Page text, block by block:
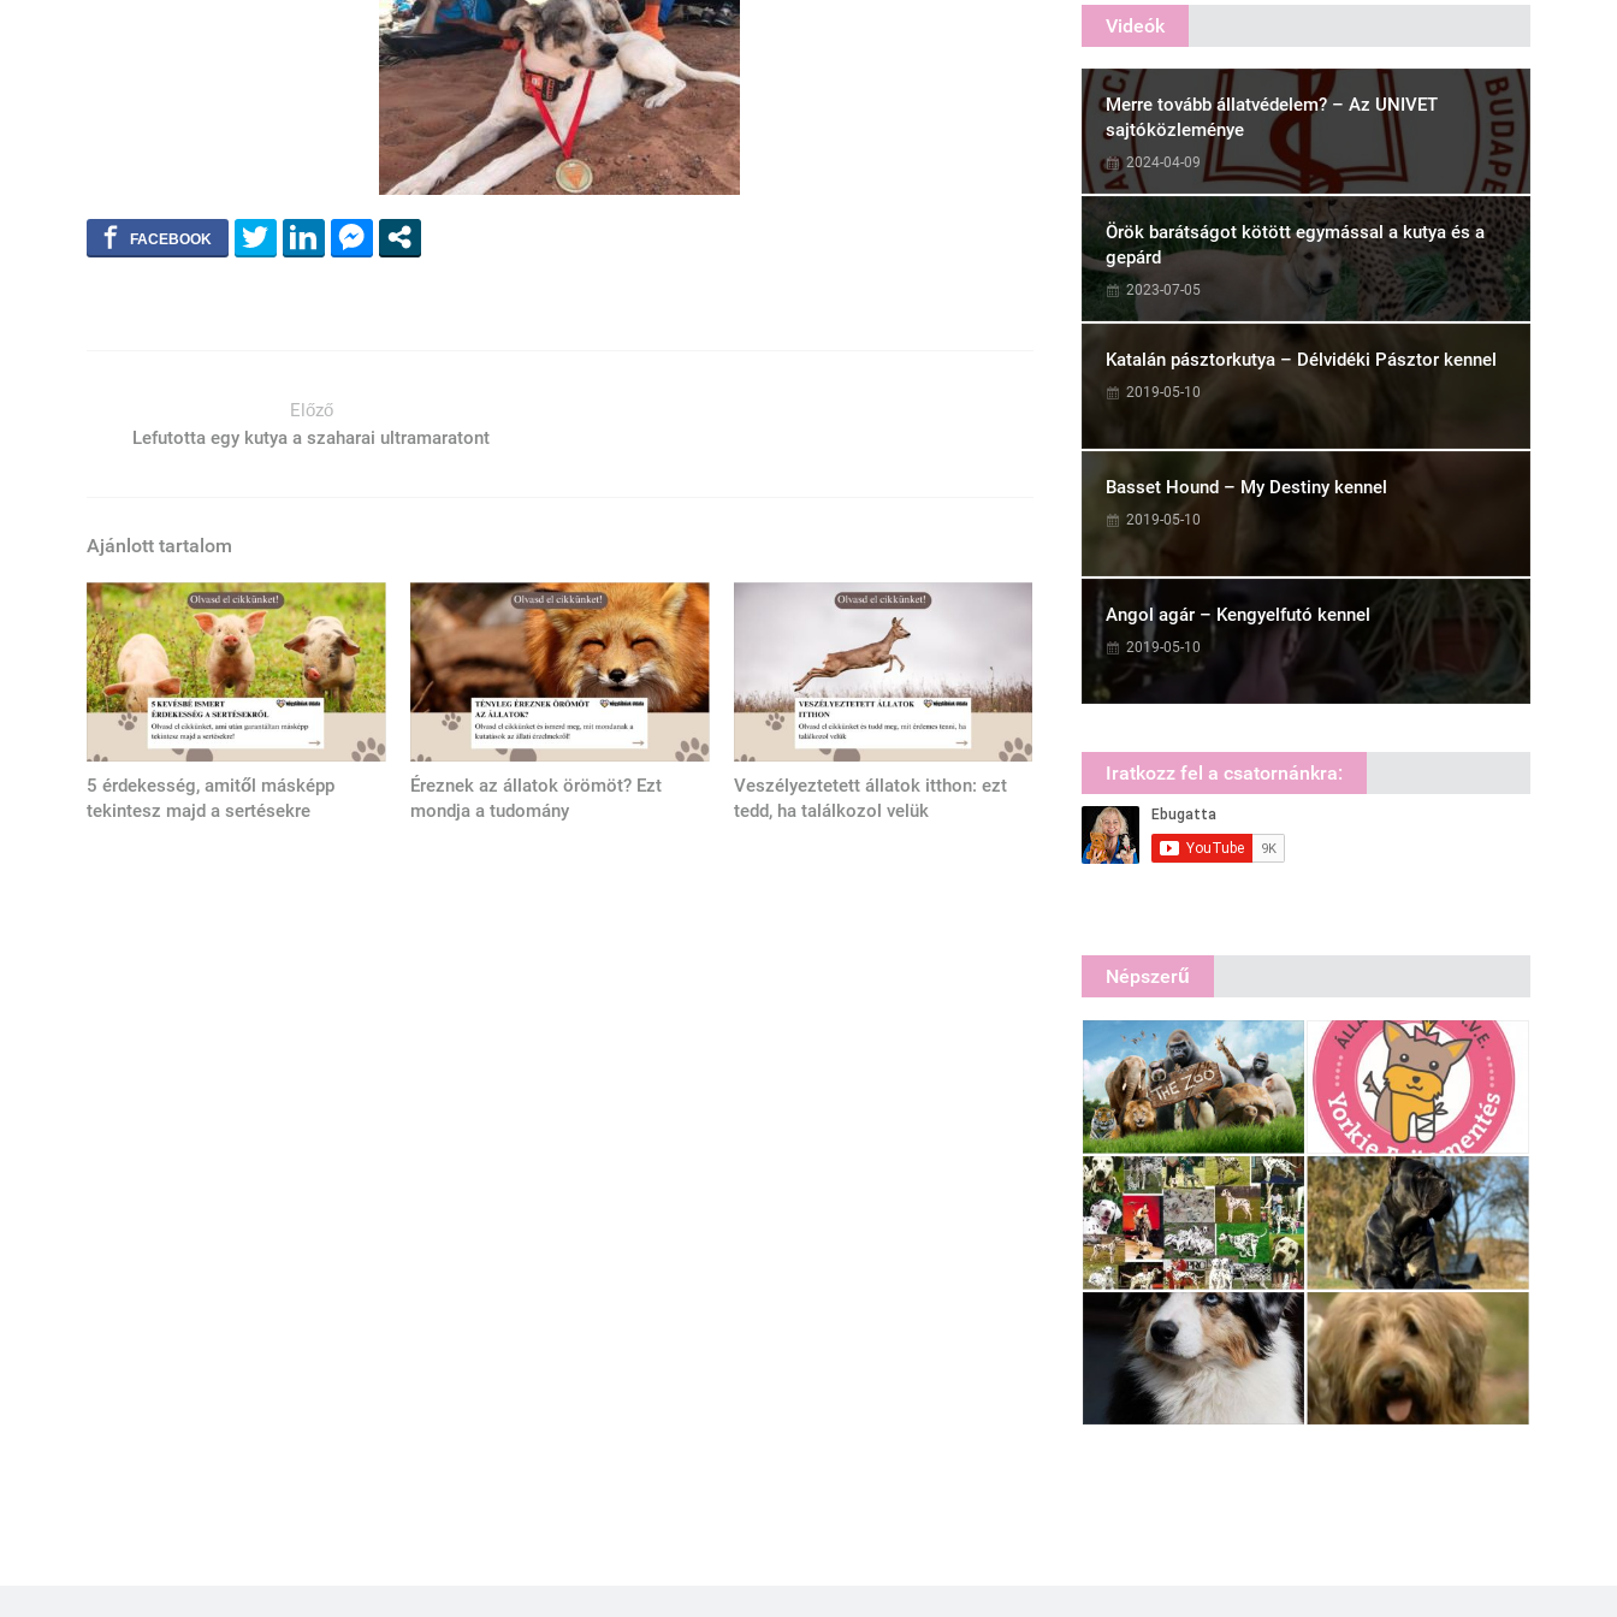
Előző
Lefutotta egy kutya a szaharai ultramaratont
Ajánlott tartalom
5 érdekesség, amitől másképp
tekintesz majd a sertésekre
Éreznek az állatok örömöt? Ezt
mondja a tudomány
Veszélyeztetett állatok itthon: ezt
tedd, ha találkozol velük
Videók
Merre tovább állatvédelem? – Az UNIVET
sajtóközleménye
2024-04-09
Örök barátságot kötött egymással a kutya és a
gepárd
2023-07-05
Katalán pásztorkutya – Délvidéki Pásztor kennel
2019-05-10
Basset Hound – My Destiny kennel
2019-05-10
Angol agár – Kengyelfutó kennel
2019-05-10
Iratkozz fel a csatornánkra:
Népszerű